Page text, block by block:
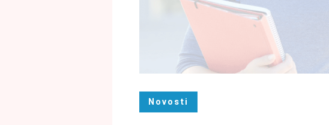
Novosti